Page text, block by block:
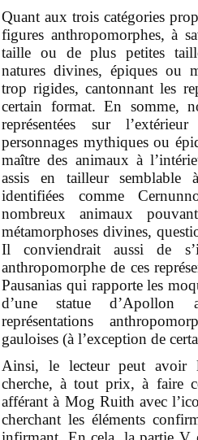
Quant aux trois catégories
figures anthropomorphes, à
taille ou de plus petites
natures divines, épiques ou
trop rigides, cantonnant les
certain format. En somme,
représentées sur
personnages mythiques ou
maître des animaux à
assis en tailleur semblable à
identifiées comme
nombreux animaux
métamorphoses divines,
Il conviendrait aussi de
anthropomorphe de ces
Pausanias qui rapporte les
d’une statue d’Apollon
représentations
gauloises (à l’exception de
Ainsi, le lecteur peut avoir
cherche, à tout prix, à faire
afférant à Mog Ruith avec
cherchant les éléments